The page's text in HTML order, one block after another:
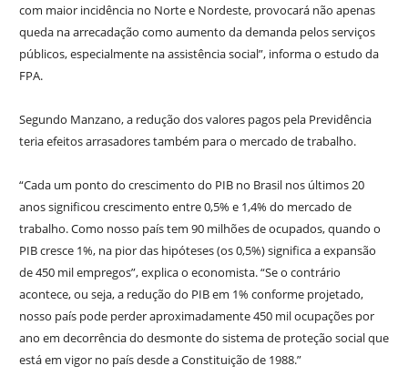
com maior incidência no Norte e Nordeste, provocará não apenas
queda na arrecadação como aumento da demanda pelos serviços
públicos, especialmente na assistência social”, informa o estudo da
FPA.
Segundo Manzano, a redução dos valores pagos pela Previdência
teria efeitos arrasadores também para o mercado de trabalho.
“Cada um ponto do crescimento do PIB no Brasil nos últimos 20
anos significou crescimento entre 0,5% e 1,4% do mercado de
trabalho. Como nosso país tem 90 milhões de ocupados, quando o
PIB cresce 1%, na pior das hipóteses (os 0,5%) significa a expansão
de 450 mil empregos”, explica o economista. “Se o contrário
acontece, ou seja, a redução do PIB em 1% conforme projetado,
nosso país pode perder aproximadamente 450 mil ocupações por
ano em decorrência do desmonte do sistema de proteção social que
está em vigor no país desde a Constituição de 1988.”